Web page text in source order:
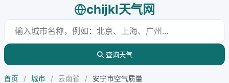
chijkl天气网
查询天气
首页 / 城市 / 云南省 / 安宁市空气质量